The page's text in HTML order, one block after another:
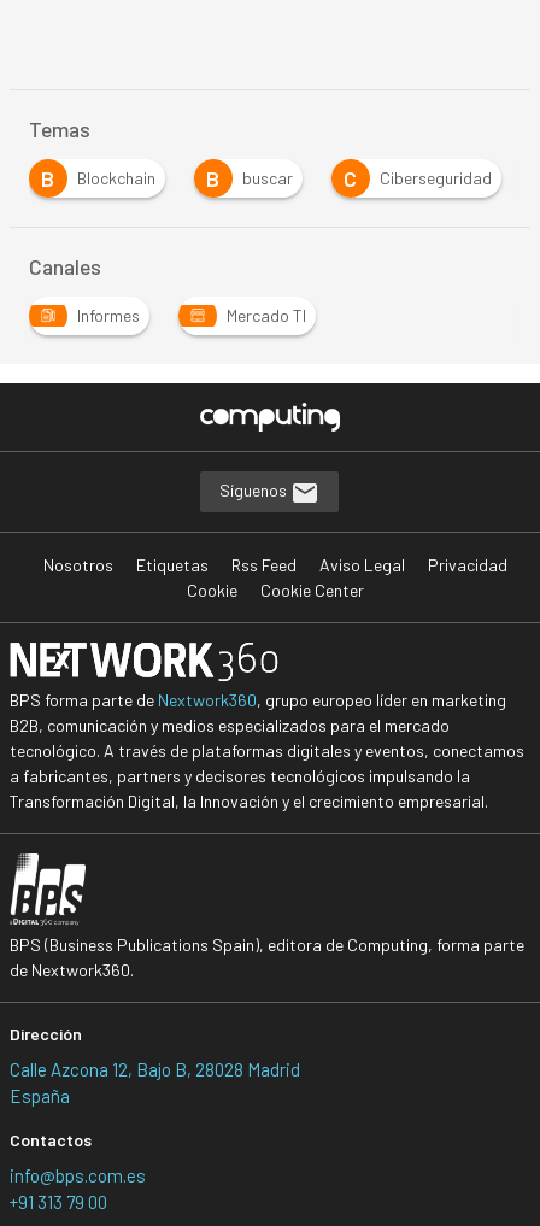
Temas
B
Blockchain B buscar C Ciberseguridad
Canales
Informes Mercado TI
Síguenos
Nosotros Etiquetas Rss Feed Aviso Legal
Privacidad
Cookie
Cookie Center
BPS forma parte de Nextwork360, grupo europeo líder en marketing
B2B, comunicación y medios especializados para el mercado
tecnológico. A través de plataformas digitales y eventos, conectamos
a fabricantes, partners y decisores tecnológicos impulsando la
Transformación Digital, la Innovación y el crecimiento empresarial.
BPS (Business Publications Spain), editora de Computing, forma parte
de Nextwork360.
Dirección
Calle Azcona 12, Bajo B, 28028 Madrid
España
Contactos
info@bps.com.es
+91 313 79 00